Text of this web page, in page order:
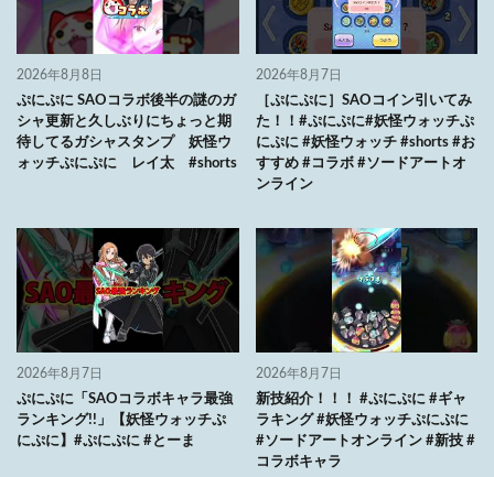
2026年8月8日
ぷにぷに SAOコラボ後半の謎のガ
シャ更新と久しぶりにちょっと期
待してるガシャスタンプ 妖怪ウ
ォッチぷにぷに レイ太 #shorts
2026年8月7日
［ぷにぷに］SAOコイン引いてみ
た！！#ぷにぷに#妖怪ウォッチぷ
にぷに #妖怪ウォッチ #shorts #お
すすめ #コラボ #ソードアートオ
ンライン
2026年8月7日
ぷにぷに「SAOコラボキャラ最強
ランキング!!」【妖怪ウォッチぷ
にぷに】#ぷにぷに #とーま
2026年8月7日
新技紹介！！！ #ぷにぷに #ギャ
ラキング #妖怪ウォッチぷにぷに
#ソードアートオンライン #新技 #
コラボキャラ